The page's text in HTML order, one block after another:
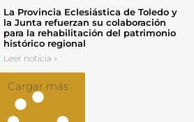
La Provincia Eclesiástica de Toledo y
la Junta refuerzan su colaboración
para la rehabilitación del patrimonio
histórico regional
Leer noticia »
Cargar más